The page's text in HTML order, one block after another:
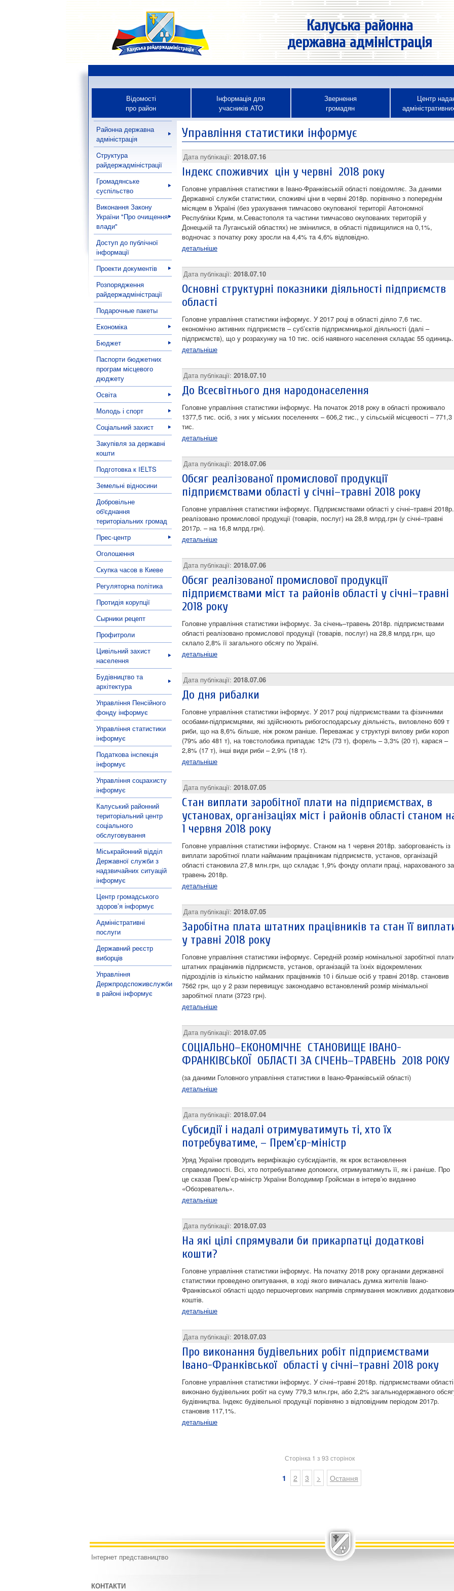
Калуська районна
державна адміністрація
Відомості
про район
Інформація для
учасників АТО
Звернення
громадян
Центр
Районна державна
адміністрація
Cтруктура
райдержадміністрації
Громадянське
суспільство
Виконання Закону
України "Про очищення
влади"
Доступ до публічної
інформації
Проекти документів
Розпорядження
райдержадміністрації
Подарочные пакеты
Економіка
Бюджет
Паспорти бюджетних
програм місцевого
дюджету
Освіта
Молодь і спорт
Соціальний захист
Закупівля за державні
кошти
Подготовка к IELTS
Земельні відносини
Добровільне
об'єднання
територіальних громад
Прес-центр
Оголошення
Скупка часов в Киеве
Регуляторна політика
Протидія корупції
Сырники рецепт
Профитроли
Цивільний захист
населення
Будівництво та
архітектура
Управління Пенсійного
фонду інформує
Управління статистики
інформує
Податкова інспекція
інформує
Управління соцзахисту
інформує
Калуський районний
територіальний центр
соціального
обслуговування
Міськрайонний відділ
Державної служби з
надзвичайних ситуацій
інформує
Центр громадського
здоров’я інформує
Адміністративні
послуги
Державний реєстр
виборців
Управління
Держпродспоживслужби
в районі інформує
Управління статистики інформує
Дата публікації: 2018.07.16
Індекс споживчих цін у червні 2018 року
Головне управління статистики в Івано-Франківській області повідомляє. За даними
Державної служби статистики, споживчі ціни в червні 2018р. порівняно з попереднім
місяцем в Україні (без урахування тимчасово окупованої території Автономної
Республіки Крим, м.Севастополя та частини тимчасово окупованих територій у
Донецькій та Луганській областях) не змінилися, в області підвищилися на 0,1%,
водночас з початку року зросли на 4,4% та 4,6% відповідно.
детальніше
Дата публікації: 2018.07.10
Основні структурні показники діяльності підприємств
області
Головне управління статистики інформує. У 2017 році в області діяло 7,6 тис.
економічно активних підприємств – суб’єктів підприємницької діяльності (далі –
підприємств), що у розрахунку на 10 тис. осіб наявного населення складає 55 одиниць.
детальніше
Дата публікації: 2018.07.10
До Всесвітнього дня народонаселення
Головне управління статистики інформує. На початок 2018 року в області проживало
1377,5 тис. осіб, з них у міських поселеннях – 606,2 тис., у сільській місцевості – 771,3
тис.
детальніше
Дата публікації: 2018.07.06
Обсяг реалізованої промислової продукції
підприємствами області у січні–травні 2018 року
Головне управління статистики інформує. Підприємствами області у січні–травні 2018р.
реалізовано промислової продукції (товарів, послуг) на 28,8 млрд.грн (у січні–травні
2017р. – на 16,8 млрд.грн).
детальніше
Дата публікації: 2018.07.06
Обсяг реалізованої промислової продукції
підприємствами міст та районів області у січні–травні
2018 року
Головне управління статистики інформує. За січень–травень 2018р. підприємствами
області реалізовано промислової продукції (товарів, послуг) на 28,8 млрд.грн, що
склало 2,8% її загального обсягу по Україні.
детальніше
Дата публікації: 2018.07.06
До дня рибалки
Головне управління статистики інформує. У 2017 році підприємствами та фізичними
особами-підприємцями, які здійснюють рибогосподарську діяльність, виловлено 609 т
риби, що на 8,6% більше, ніж роком раніше. Переважає у структурі вилову риби короп
(79% або 481 т), на товстолобика припадає 12% (73 т), форель – 3,3% (20 т), карася –
2,8% (17 т), інші види риби – 2,9% (18 т).
детальніше
Дата публікації: 2018.07.05
Стан виплати заробітної плати на підприємствах, в
установах, організаціях міст і районів області станом
1 червня 2018 року
Головне управління статистики інформує. Станом на 1 червня 2018р. заборгованість із
виплати заробітної плати найманим працівникам підприємств, установ, організацій
області становила 27,8 млн.грн, що складає 1,9% фонду оплати праці, нарахованого за
травень 2018р.
детальніше
Дата публікації: 2018.07.05
Заробітна плата штатних працівників та стан її
у травні 2018 року
Головне управління статистики інформує. Середній розмір номінальної заробітної
штатних працівників підприємств, установ, організацій та їхніх відокремлених
підрозділів із кількістю найманих працівників 10 і більше осіб у травні 2018р. становив
7562 грн, що у 2 рази перевищує законодавчо встановлений розмір мінімальної
заробітної плати (3723 грн).
детальніше
Дата публікації: 2018.07.05
СОЦІАЛЬНО–ЕКОНОМІЧНЕ СТАНОВИЩЕ ІВАНО-
ФРАНКІВСЬКОЇ ОБЛАСТІ ЗА СІЧЕНЬ–ТРАВЕНЬ 2018 РОКУ
(за даними Головного управління статистики в Івано-Франківській області)
детальніше
Дата публікації: 2018.07.04
Субсидії і надалі отримуватимуть ті, хто їх
потребуватиме, – Прем’єр-міністр
Уряд України проводить верифікацію субсидіантів, як крок встановлення
справедливості. Всі, хто потребуватиме допомоги, отримуватимуть її, як і раніше. Про
це сказав Прем’єр-міністр України Володимир Гройсман в інтерв’ю виданню
«Обозреватель».
детальніше
Дата публікації: 2018.07.03
На які цілі спрямували би прикарпатці додаткові
кошти?
Головне управління статистики інформує. На початку 2018 року органами державної
статистики проведено опитування, в ході якого вивчалась думка жителів Івано-
Франківської області щодо першочергових напрямів спрямування можливих
коштів.
детальніше
Дата публікації: 2018.07.03
Про виконання будівельних робіт підприємствами
Івано-Франківської області у січні–травні 2018 року
Головне управління статистики інформує. У січні–травні 2018р. підприємствами області
виконано будівельних робіт на суму 779,3 млн.грн, або 2,2% загальнодержавного
будівництва. Індекс будівельної продукції порівняно з відповідним періодом 2017р.
становив 117,1%.
детальніше
Сторінка 1 з 93 сторінок
1 2 3 > Остання
Інтернет представництво
КОНТАКТИ